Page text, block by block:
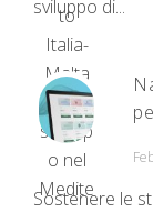
sviluppo di...
Sostenere le